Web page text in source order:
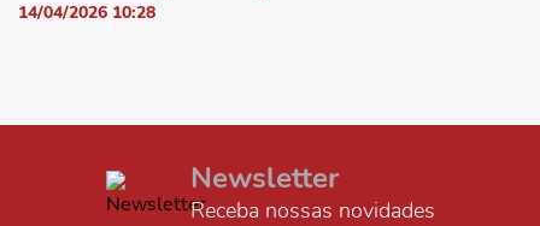
14/04/2026 10:28
Newsletter
Receba nossas novidades